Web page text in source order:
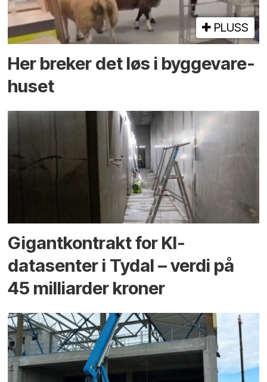
PLUSS
Her breker det løs i bygge­vare­
huset
Gigantkontrakt for KI-
datasenter i Tydal – verdi på
45 milliarder kroner